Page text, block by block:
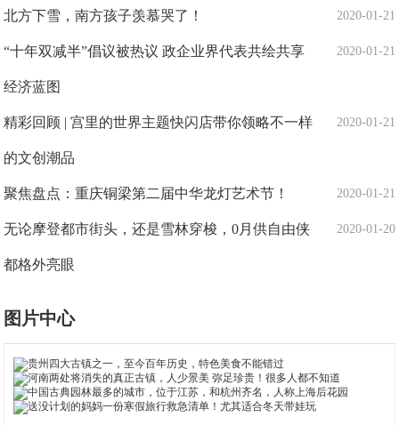
2020-01-21
北方下雪，南方孩子羡慕哭了！
2020-01-21
“十年双减半”倡议被热议 政企业界代表共绘共享
经济蓝图
2020-01-21
精彩回顾 | 宫里的世界主题快闪店带你领略不一样
的文创潮品
2020-01-21
聚焦盘点：重庆铜梁第二届中华龙灯艺术节！
2020-01-20
无论摩登都市街头，还是雪林穿梭，0月供自由侠
都格外亮眼
图片中心